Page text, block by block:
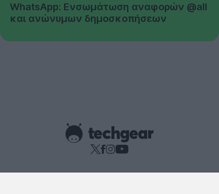
WhatsApp: Ενσωμάτωση αναφορών @all
και ανώνυμων δημοσκοπήσεων